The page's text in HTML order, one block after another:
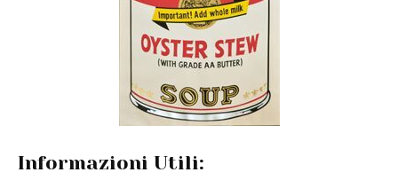
Informazioni Utili: